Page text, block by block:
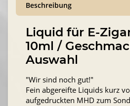
Beschreibung
Liquid für E-
10ml /
Auswahl
"Wir sind noch gut!"
Fein abgereifte Liquids kurz
aufgedruckten MHD zum